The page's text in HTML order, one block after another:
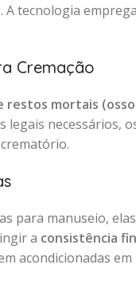
tecnologia
Cremação
restos mortais
legais necessários,
para manuseio,
a consistência
acondicionadas em